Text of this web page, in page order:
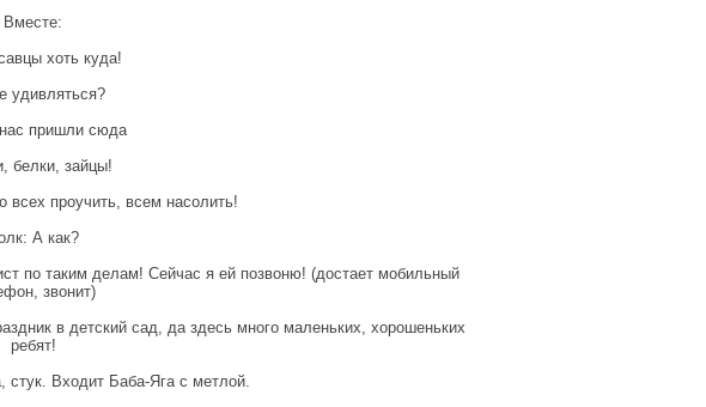
Вместе:
хоть куда!
удивляться?
пришли сюда
белки, зайцы!
проучить, всем насолить!
А как?
по таким делам! Сейчас я ей позвоню! (достает мобильный
звонит)
в детский сад, да здесь много маленьких, хорошеньких
ребят!
стук. Входит Баба-Яга с метлой.